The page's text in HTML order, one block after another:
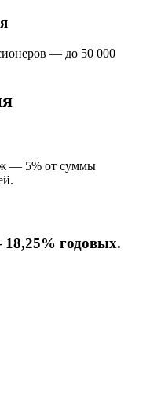
— до 50 000
— 5% от суммы
годовых.